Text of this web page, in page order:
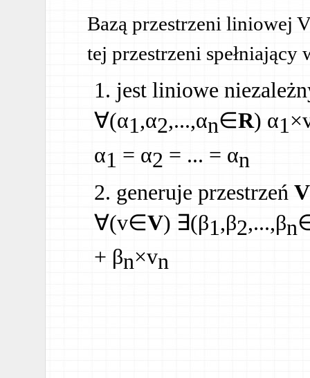
Bazą przestrzeni liniowej
tej przestrzeni spełniający
jest liniowe
∀(α1,α2,...,αn∈R) α1
α1 = α2 = ... = αn
generuje przestrzeń V
∀(v∈V) ∃(β1,β2,...,βn
+ βn×vn